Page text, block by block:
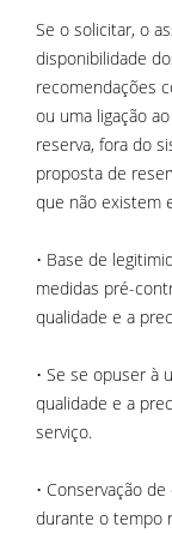
Se o solicitar, o
disponibilidade
recomendações
ou uma ligação
reserva, fora do
proposta de
que não existem
• Base de
medidas pré-
qualidade e a
• Se se opuser à
qualidade e a
serviço.
• Conservação
durante o tempo